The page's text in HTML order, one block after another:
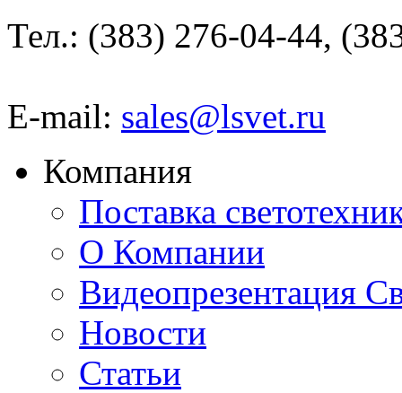
Тел.: (383) 276-04-44,
E-mail: sales@lsvet.ru
Компания
Поставка
О Компании
Видеопрезентация
Новости
Статьи